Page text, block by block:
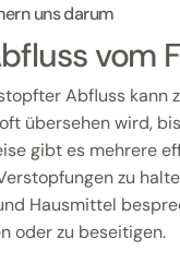
uns darum
vom
Abfluss kann
übersehen wird,
gibt es mehrere
zu
Hausmittel
oder zu beseitigen.